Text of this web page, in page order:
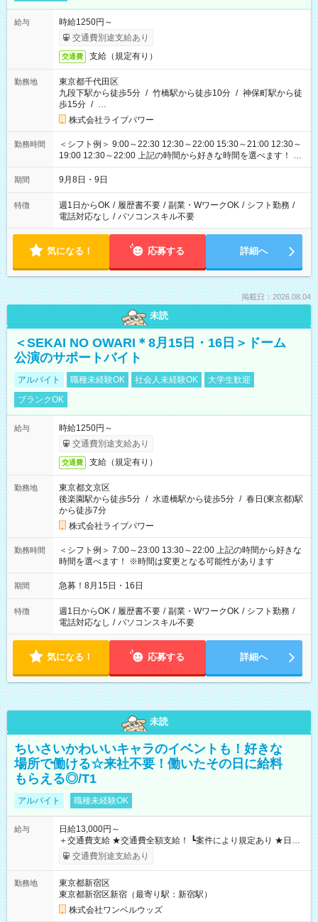
給与
時給1250円～
交通費別途支給あり
交通費 支給（規定有り）
勤務地
東京都千代田区
九段下駅から徒歩5分 / 竹橋駅から徒歩10分 / 神保町駅から徒
歩15分 / …
株式会社ライブパワー
勤務時間
＜シフト例＞ 9:00～22:30 12:30～22:00 15:30～21:00 12:30～
19:00 12:30～22:00 上記の時間から好きな時間を選べます！ ※
時間は変更となる可能性があります
期間 9月8日・9日
特徴 週1日からOK / 履歴書不要 / 副業・WワークOK / シフト勤務 /
電話対応なし / パソコンスキル不要
気になる！ 応募する 詳細へ
掲載日：2026.08.04
未読
＜SEKAI NO OWARI＊8月15日・16日＞ドーム
公演のサポートバイト
アルバイト 職種未経験OK 社会人未経験OK
大学生歓迎
ブランクOK
給与
時給1250円～
交通費別途支給あり
交通費 支給（規定有り）
勤務地
東京都文京区
後楽園駅から徒歩5分 / 水道橋駅から徒歩5分 / 春日(東京都)駅
から徒歩7分
株式会社ライブパワー
勤務時間
＜シフト例＞ 7:00～23:00 13:30～22:00 上記の時間から好きな
時間を選べます！ ※時間は変更となる可能性があります
期間 急募！8月15日・16日
特徴 週1日からOK / 履歴書不要 / 副業・WワークOK / シフト勤務 /
電話対応なし / パソコンスキル不要
気になる！ 応募する 詳細へ
未読
ちいさいかわいいキャラのイベントも！好きな
場所で働ける☆来社不要！働いたその日に給料
もらえる◎/T1
アルバイト 職種未経験OK
給与
日給13,000円～
＋交通費支給 ★交通費全額支給！ ┗案件により規定あり ★日払
いOK！（規定あり） ┗働いたその日に現金GET♪ お仕事後はコ
ンビニATMから 日払い分を引き落とせます！ 【試用期間】試
交通費別途支給あり
勤務地
東京都新宿区
東京都新宿区新宿（最寄り駅：新宿駅）
株式会社ワンベルウッズ